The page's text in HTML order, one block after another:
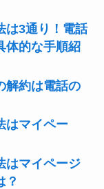
は3通り！電話
体的な手順紹
解約は電話の
はマイペー
はマイページ
？